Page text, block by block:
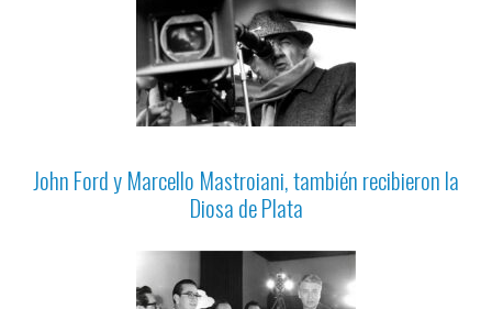
John Ford y Marcello Mastroiani, también recibieron la
Diosa de Plata